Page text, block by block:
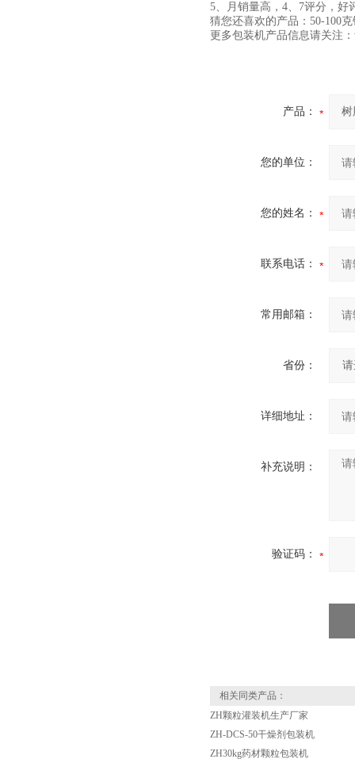
5、月销量高， 4、 7评分，好
猜您还喜欢的产品：50-100
更多包装机产品信息请关注
产品：
您的单位：
您的姓名：
联系电话：
常用邮箱：
省份：
详细地址：
补充说明：
验证码：
相关同类产品：
ZH颗粒灌装机生产厂家
ZH-DCS-50干燥剂包装机
ZH30kg药材颗粒包装机